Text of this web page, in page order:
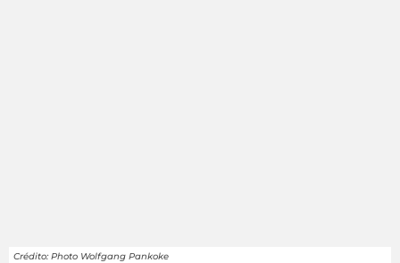
Crédito: Photo Wolfgang Pankoke